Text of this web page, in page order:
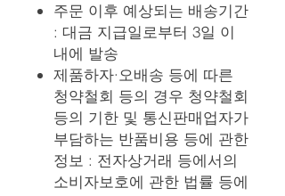
주문 이후 예상되는 배송기간
: 대금 지급일로부터 3일 이
내에 발송
제품하자·오배송 등에 따른
청약철회 등의 경우 청약철회
등의 기한 및 통신판매업자가
부담하는 반품비용 등에 관한
정보 : 전자상거래 등에서의
소비자보호에 관한 법률 등에